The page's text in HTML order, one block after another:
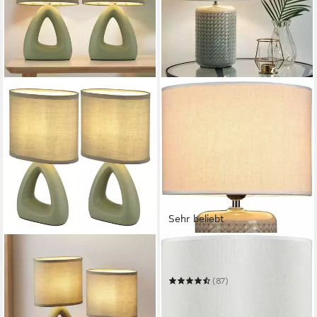
Tischleuchte
in 2-3 Werktagen bei dir
Sehr beliebt
(87)